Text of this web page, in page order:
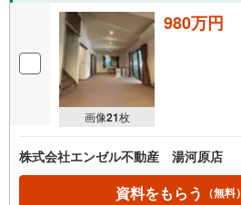
画像21枚
980万円
株式会社エンゼル不動産 湯河原店
資料をもらう （無料）